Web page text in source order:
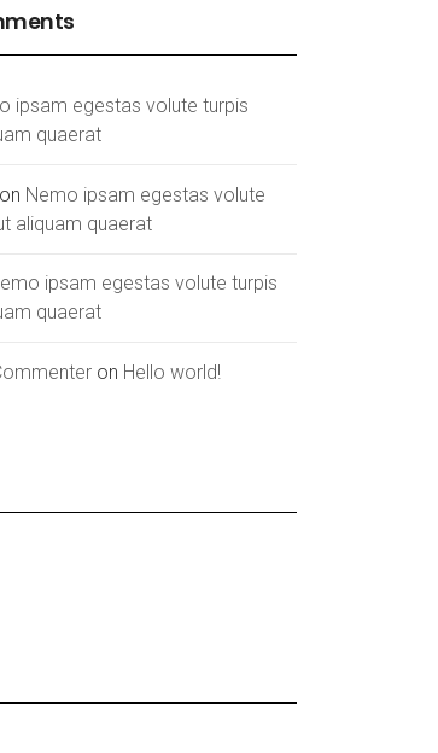
ipsam egestas volute turpis
quaerat
on Nemo ipsam egestas volute
aliquam quaerat
ipsam egestas volute turpis
quaerat
on Hello world!